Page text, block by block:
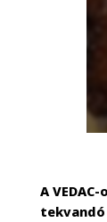
A
tekvandó